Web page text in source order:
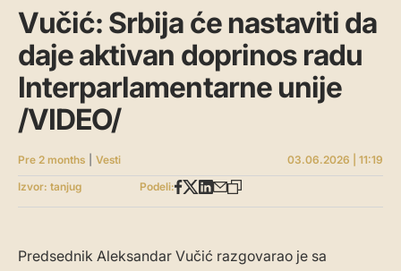
Vučić: Srbija će nastaviti da
daje aktivan doprinos radu
Interparlamentarne unije
/VIDEO/
Pre 2 months Vesti
03.06.2026 | 11:19
Izvor: tanjug
Podeli:
Predsednik Aleksandar Vučić razgovarao je sa